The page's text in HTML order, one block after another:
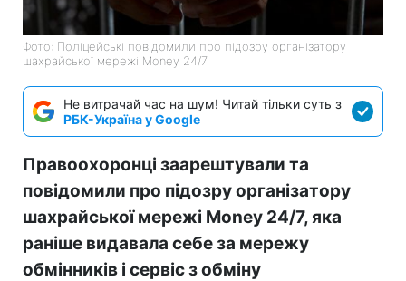
Фото: Поліцейські повідомили про підозру організатору
шахрайської мережі Money 24/7
Не витрачай час на шум! Читай тільки суть з
РБК-Україна у Google
Правоохоронці заарештували та
повідомили про підозру організатору
шахрайської мережі Money 24/7, яка
раніше видавала себе за мережу
обмінників і сервіс з обміну